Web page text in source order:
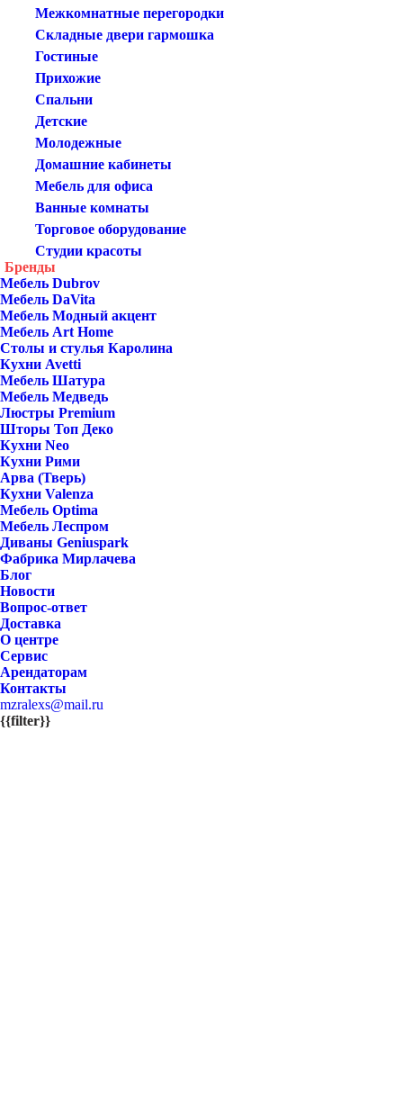
Межкомнатные перегородки
Складные двери гармошка
Гостиные
Прихожие
Спальни
Детские
Молодежные
Домашние кабинеты
Мебель для офиса
Ванные комнаты
Торговое оборудование
Студии красоты
Бренды
Мебель Dubrov
Мебель DaVita
Мебель Модный акцент
Мебель Art Home
Столы и стулья Каролина
Кухни Avetti
Мебель Шатура
Мебель Медведь
Люстры Premium
Шторы Топ Деко
Кухни Neo
Кухни Рими
Арва (Тверь)
Кухни Valenza
Мебель Optima
Мебель Леспром
Диваны Geniuspark
Фабрика Мирлачева
Блог
Новости
Вопрос-ответ
Доставка
О центре
Сервис
Арендаторам
Контакты
mzralexs@mail.ru
{{filter}}